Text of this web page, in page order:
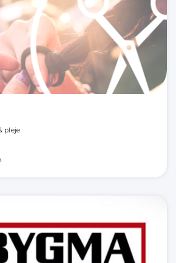
pleje